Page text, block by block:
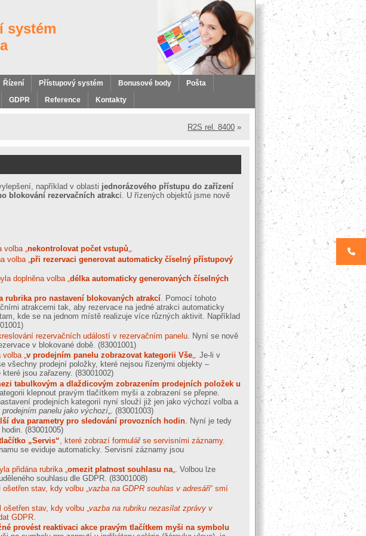
systém
Řízení Přístupový systém Bonusové body
Pošta
GDPR Reference Kontakty
R2S rel. 8400»
například v oblasti jednorázového přístupu do zařízení
blokování rezervačních atrakcí. U řízených objektů jsme nově
volba „nekontrolovat počet vstupů„.
volba „při rezervaci generovat automaticky číselný přístupový
doplněna volba „délka automaticky generovaných číselných
rubrika pro nastavení blokovaných atrakcí. Pomocí tohoto
atrakcemi tak, aby rezervace na jedné atrakci automaticky
kde se na jednom místě realizuje více různých aktivit. Například
rezervačních událostí v rezervačním panelu . Nyní se nově
v blokované době.(83001001)
volba „v prodejním panelu zobrazovat kategorii Vše„. Je-li v
všechny prodejní položky, které nejsou řízenými objekty –
které jsou zařazeny.(83001002)
tabulkovým a dlaždicovým zobrazením prodejních položek u
klepnout pravým tlačítkem myši a zobrazení se přepne.
prodejních kategorií nyní slouží již jen jako výchozí volba a
panelu jako výchozí„.(83001003)
dva parametry pro sledování provozních hodin. Nyní je tedy
hodin.(83001005)
„Servis“, které zobrazí formulář se servisními záznamy.
se eviduje automaticky. Servisní záznamy jsou
přidána rubrika „omezit platnost souhlasu na
. Volbou lze
souhlasu dle GDPR.(83001008)
ošetřen stav, kdy volbu „vazba na GDPR souhlas v adresáři“ smí
ošetřen stav, kdy volbu „vazba na rubriku nezasílat zprávy v
GDPR
provést reaktivaci akce pravým tlačítkem myši na symbolu